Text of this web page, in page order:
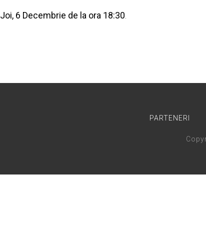
Joi, 6 Decembrie de la ora 18:30
PARTENERI